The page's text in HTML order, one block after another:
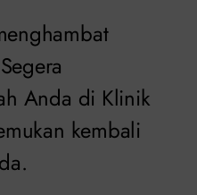
Anda di Klinik
kembali